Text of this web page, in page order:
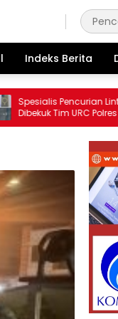
Indeks Berita
Pencurian Lintas
Tim URC Polres Tulang